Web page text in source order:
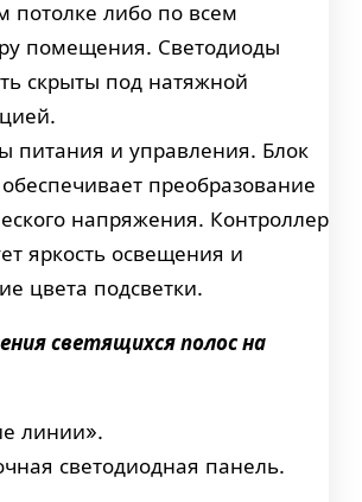
потолке либо по всем
помещения. Светодиоды
скрыты под натяжной
питания и управления. Блок
преобразование
напряжения. Контроллер
яркость освещения и
цвета подсветки.
светящихся полос на
линии».
светодиодная панель.